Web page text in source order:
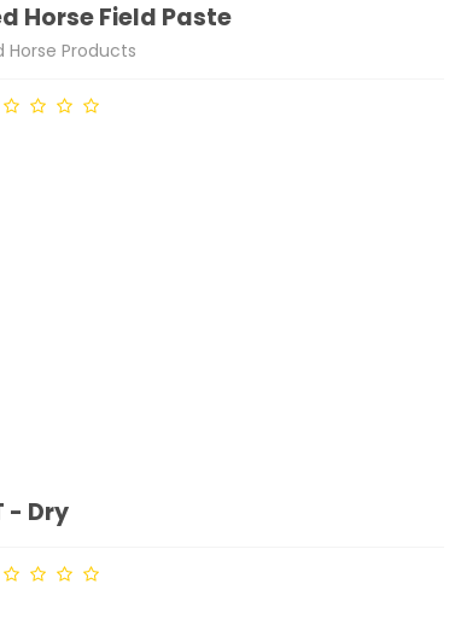
Horse Field Paste
Horse Products
- Dry